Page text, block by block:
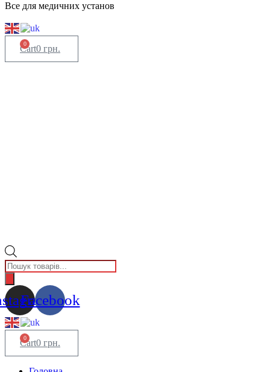
Все для медичних установ
0 грн.
0
Cart
Пошук
товарів
Facebook
0 грн.
0
Cart